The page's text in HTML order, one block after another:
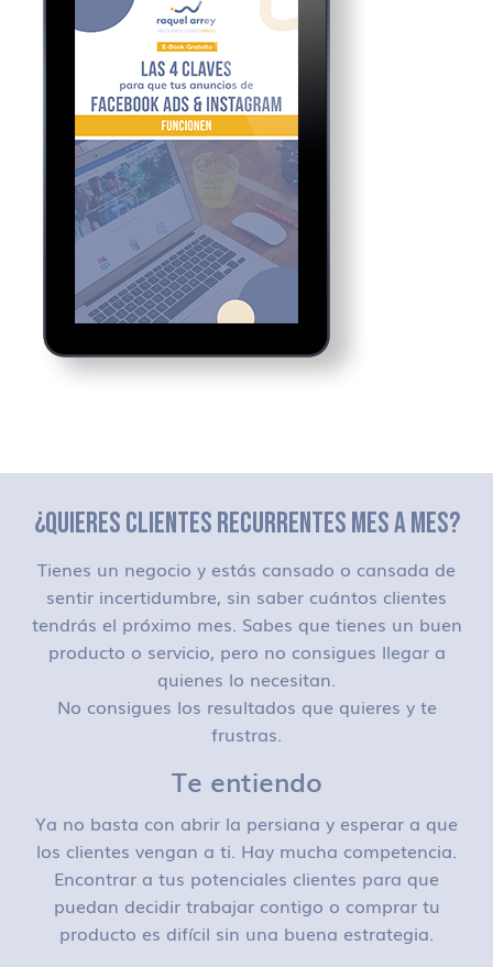
¿QUIERES CLIENTES RECURRENTES MES A MES?
Tienes un negocio y estás cansado o cansada de
sentir incertidumbre, sin saber cuántos clientes
tendrás el próximo mes. Sabes que tienes un buen
producto o servicio, pero no consigues llegar a
quienes lo necesitan.
No consigues los resultados que quieres y te
frustras.
Te entiendo
Ya no basta con abrir la persiana y esperar a que
los clientes vengan a ti. Hay mucha competencia.
Encontrar a tus potenciales clientes para que
puedan decidir trabajar contigo o comprar tu
producto es difícil sin una buena estrategia.